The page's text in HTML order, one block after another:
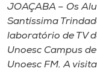
A
JOAÇABA – Os
Santíssima
laboratório de TV
Unoesc Campus
Unoesc FM. A